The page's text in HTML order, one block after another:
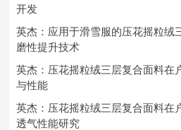
开发
英杰：应用于滑雪服的压花摇粒绒
磨性提升技术
英杰：压花摇粒绒三层复合面料在
与性能
英杰：压花摇粒绒三层复合面料在
透气性能研究